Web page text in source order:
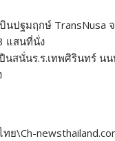
นปฐมฤกษ์ TransNusa
แสนที่นั่ง
นสนั่นร.ร.เทพศิรินทร์ น
ย\Ch-